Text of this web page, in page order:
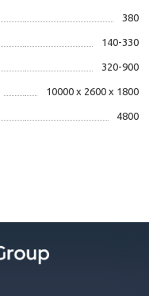
380
140-330
320-900
10000 х 2600 х 1800
4800